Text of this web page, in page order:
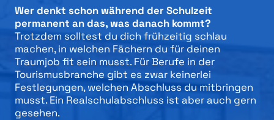
Wer denkt schon während der Schulzeit
permanent an das, was danach kommt?
Trotzdem solltest du dich frühzeitig schlau
machen, in welchen Fächern du für deinen
Traumjob fit sein musst. Für Berufe in der
Tourismusbranche gibt es zwar keinerlei
Festlegungen, welchen Abschluss du mitbringen
musst. Ein Realschulabschluss ist aber auch gern
gesehen.